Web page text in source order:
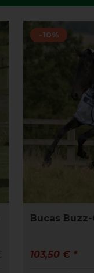
-10%
Bucas
103,50 € *